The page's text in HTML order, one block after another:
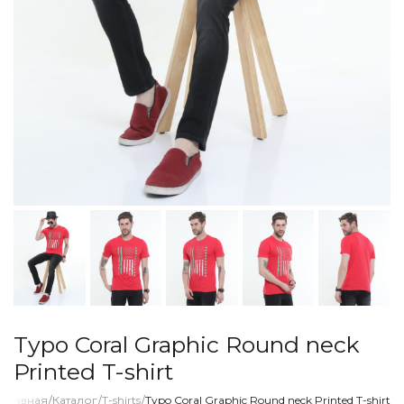
Typo Coral Graphic Round neck
Printed T-shirt
Главная Каталог T-shirts Typo Coral Graphic Round neck Printed T-shirt